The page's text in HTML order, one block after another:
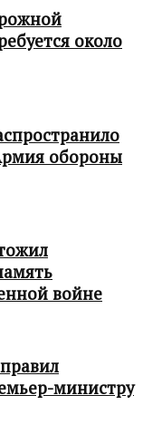
около
обороны
войне
министру